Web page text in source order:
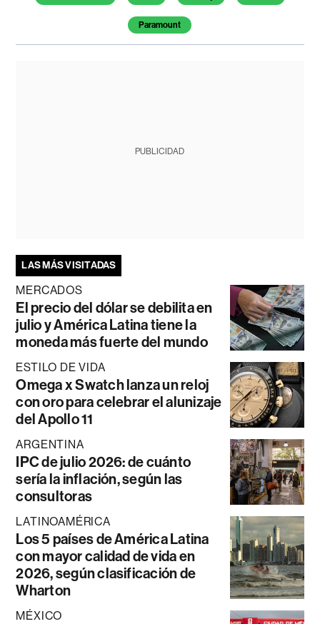
Paramount
PUBLICIDAD
LAS MÁS VISITADAS
MERCADOS
El precio del dólar se debilita en
julio y América Latina tiene la
moneda más fuerte del mundo
ESTILO DE VIDA
Omega x Swatch lanza un reloj
con oro para celebrar el alunizaje
del Apollo 11
ARGENTINA
IPC de julio 2026: de cuánto
sería la inflación, según las
consultoras
LATINOAMÉRICA
Los 5 países de América Latina
con mayor calidad de vida en
2026, según clasificación de
Wharton
MÉXICO